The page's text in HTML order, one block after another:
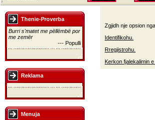
Thenie-Proverba
Burri s'matet me pëllëmbë por
me zemër
--- Populli
Reklama
Menuja
Zgjidh nje opsion
Identifikohu.
Rregjistrohu.
Kerkon fjalekalimin